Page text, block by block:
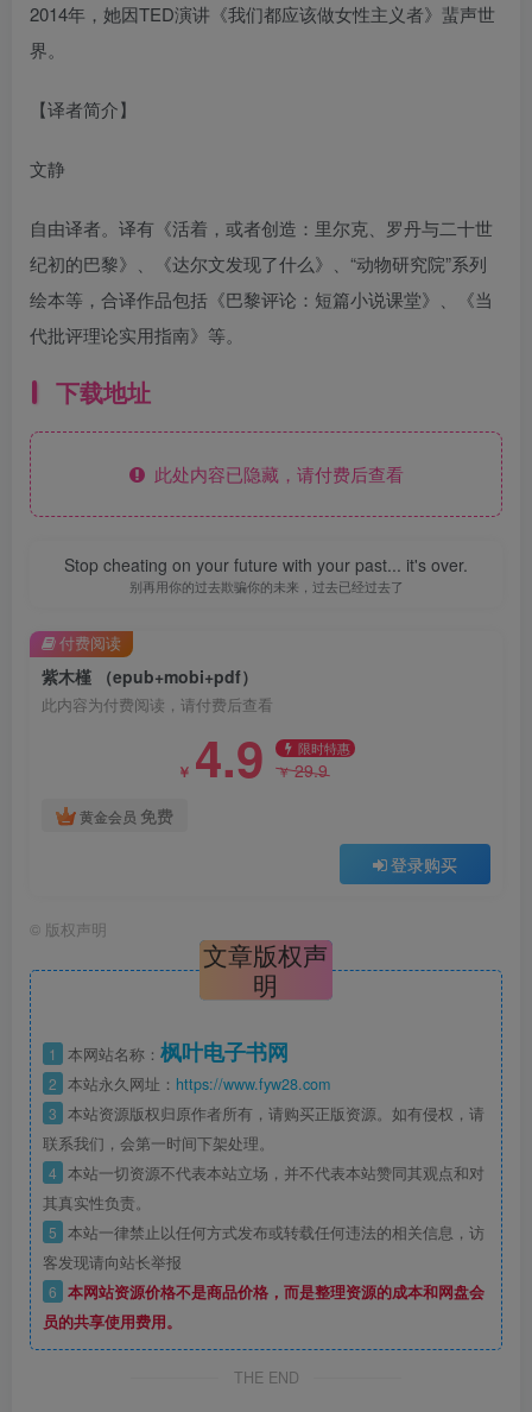
2014年，她因TED演讲《我们都应该做女性主义者》蜚声世
界。
【译者简介】
文静
自由译者。译有《活着，或者创造：里尔克、罗丹与二十世
纪初的巴黎》、《达尔文发现了什么》、“动物研究院”系列
绘本等，合译作品包括《巴黎评论：短篇小说课堂》、《当
代批评理论实用指南》等。
下载地址
此处内容已隐藏，请付费后查看
Stop cheating on your future with your past... it's over.
别再用你的过去欺骗你的未来，过去已经过去了
紫木槿 （epub+mobi+pdf）
此内容为付费阅读，请付费后查看
￥ 4.9 限时特惠
￥29.9
黄金会员 免费
登录购买
付费阅读
© 版权声明
文章版权声
明
1 本网站名称： 枫叶电子书网
2 本站永久网址： https://www.fyw28.com
3 本站资源版权归原作者所有，请购买正版资源。如有侵权，请
联系我们，会第一时间下架处理。
4 本站一切资源不代表本站立场，并不代表本站赞同其观点和对
其真实性负责。
5 本站一律禁止以任何方式发布或转载任何违法的相关信息，访
客发现请向站长举报
6 本网站资源价格不是商品价格，而是整理资源的成本和网盘会
员的共享使用费用。
THE END